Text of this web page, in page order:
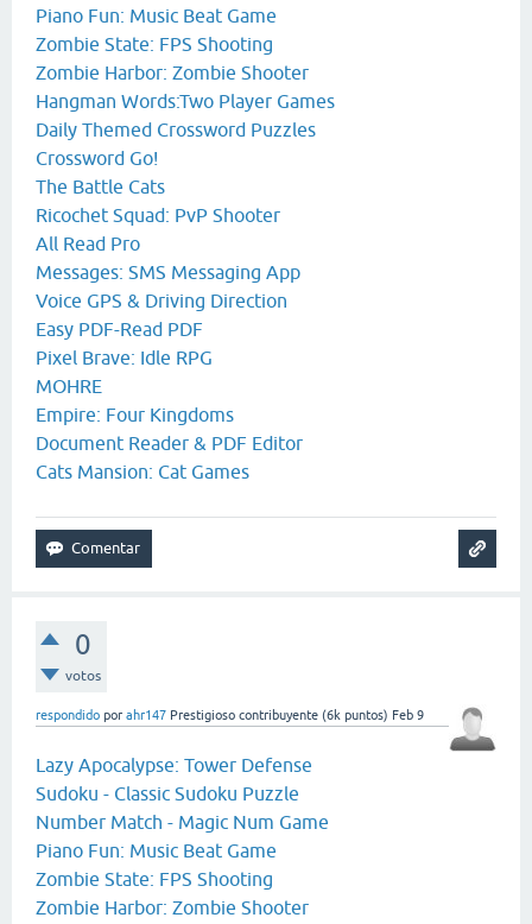
Piano Fun: Music Beat Game
Zombie State: FPS Shooting
Zombie Harbor: Zombie Shooter
Hangman Words:Two Player Games
Daily Themed Crossword Puzzles
Crossword Go!
The Battle Cats
Ricochet Squad: PvP Shooter
All Read Pro
Messages: SMS Messaging App
Voice GPS & Driving Direction
Easy PDF-Read PDF
Pixel Brave: Idle RPG
MOHRE
Empire: Four Kingdoms
Document Reader & PDF Editor
Cats Mansion: Cat Games
0
votos
respondido por ahr147 Prestigioso contribuyente (6k puntos) Feb 9
Lazy Apocalypse: Tower Defense
Sudoku - Classic Sudoku Puzzle
Number Match - Magic Num Game
Piano Fun: Music Beat Game
Zombie State: FPS Shooting
Zombie Harbor: Zombie Shooter